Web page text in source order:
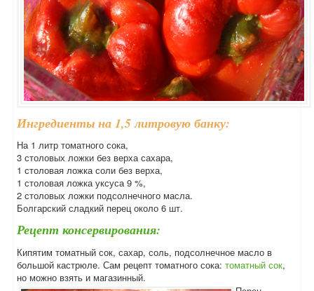
Ингредиенты на 1,5 литровую банку:
На 1 литр томатного сока,
3 столовых ложки без верха сахара,
1 столовая ложка соли без верха,
1 столовая ложка уксуса 9 %,
2 столовых ложки подсолнечного масла.
Болгарский сладкий перец около 6 шт.
Рецепт консервирования:
Кипятим томатный сок, сахар, соль, подсолнечное масло в
большой кастрюле. Сам рецепт томатного сока: томатный сок,
но можно взять и магазинный.